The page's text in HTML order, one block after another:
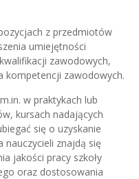
z przedmiotów
umiejętności
zawodowych,
kompetencji zawodowych.
w praktykach lub
kursach nadających
się o uzyskanie
znajdą się
jakości pracy szkoły
oraz dostosowania